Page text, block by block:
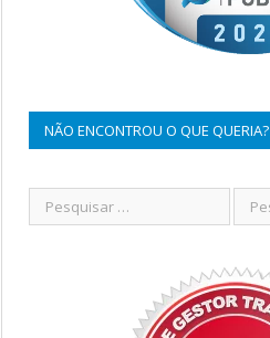
NÃO ENCONTROU O QUE QUERIA?